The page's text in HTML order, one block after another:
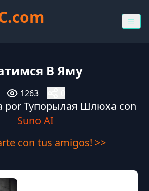
В Яму
1263
por Тупорылая Шлюха con
Suno AI
con tus amigos! >>